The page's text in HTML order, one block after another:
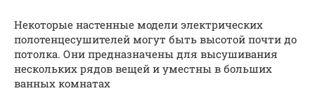
Некоторые настенные модели электрических
полотенцесушителей могут быть высотой почти до
потолка. Они предназначены для высушивания
нескольких рядов вещей и уместны в больших
ванных комнатах